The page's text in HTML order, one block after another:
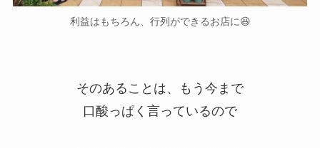
利益はもちろん、行列ができるお店に😆
そのあることは、もう今まで
口酸っぱく言っているので